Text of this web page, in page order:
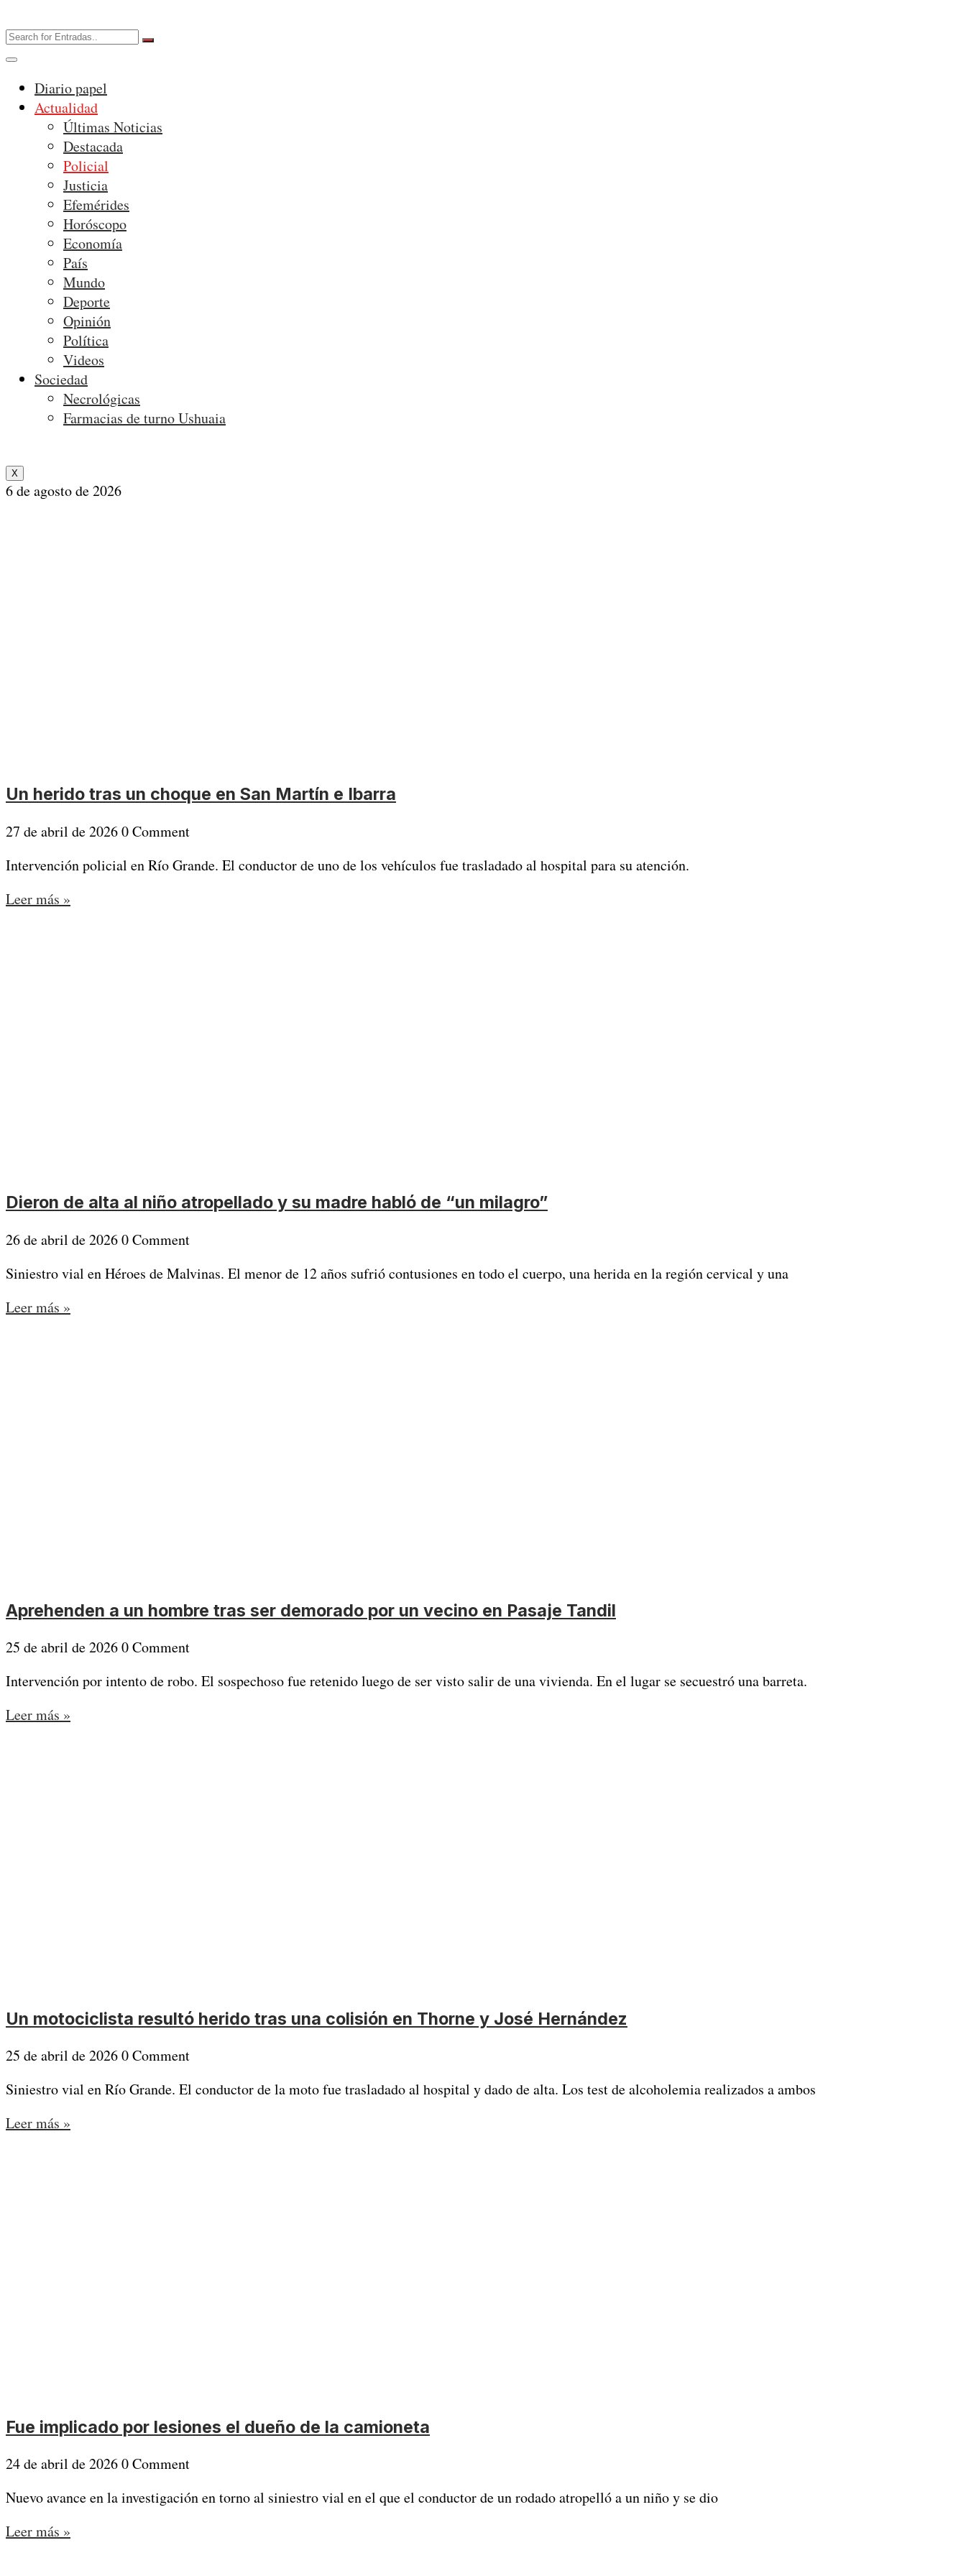
Diario papel
Actualidad
Últimas Noticias
Destacada
Policial
Justicia
Efemérides
Horóscopo
Economía
País
Mundo
Deporte
Opinión
Política
Videos
Sociedad
Necrológicas
Farmacias de turno Ushuaia
X
6 de agosto de 2026
Un herido tras un choque en San Martín e Ibarra
27 de abril de 20260 Comment
Intervención policial en Río Grande. El conductor de uno de los vehículos fue trasladado al hospital para su atención.
Leer más »
Dieron de alta al niño atropellado y su madre habló de “un milagro”
26 de abril de 20260 Comment
Siniestro vial en Héroes de Malvinas. El menor de 12 años sufrió contusiones en todo el cuerpo, una herida en la región cervical y una
Leer más »
Aprehenden a un hombre tras ser demorado por un vecino en Pasaje Tandil
25 de abril de 20260 Comment
Intervención por intento de robo. El sospechoso fue retenido luego de ser visto salir de una vivienda. En el lugar se secuestró una barreta.
Leer más »
Un motociclista resultó herido tras una colisión en Thorne y José Hernández
25 de abril de 20260 Comment
Siniestro vial en Río Grande. El conductor de la moto fue trasladado al hospital y dado de alta. Los test de alcoholemia realizados a ambos
Leer más »
Fue implicado por lesiones el dueño de la camioneta
24 de abril de 20260 Comment
Nuevo avance en la investigación en torno al siniestro vial en el que el conductor de un rodado atropelló a un niño y se dio
Leer más »